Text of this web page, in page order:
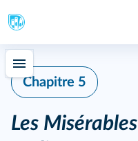
Chapitre 5
Les Misérables